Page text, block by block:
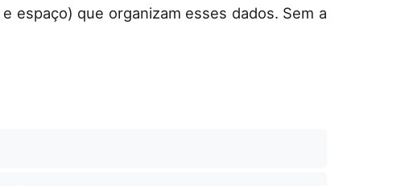
espaço) que organizam esses dados. Sem a